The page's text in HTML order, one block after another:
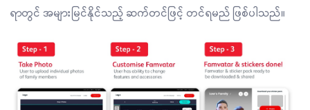
ရာတွင် အများမြင်နိုင်သည့် ဆက်တင်ဖြင့် တင်ရမည် ဖြစ်ပါသည်။